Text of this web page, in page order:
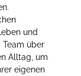
und
über
Alltag, um
eigenen